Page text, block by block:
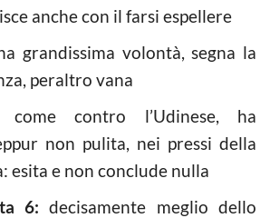
anche con il farsi espellere
grandissima volontà, segna la
peraltro vana
come contro l’Udinese, ha
non pulita, nei pressi della
esita e non conclude nulla
6: decisamente meglio dello